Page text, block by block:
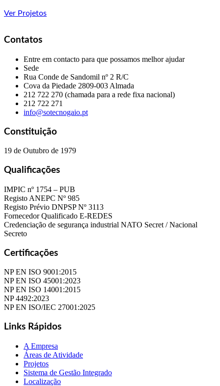
Ver Projetos
Contatos
Entre em contacto para que possamos melhor ajudar
Sede
Rua Conde de Sandomil nº 2 R/C
Cova da Piedade 2809-003 Almada
212 722 270 (chamada para a rede fixa nacional)
212 722 271
info@sotecnogaio.pt
Constituição
19 de Outubro de 1979
Qualificações
IMPIC nº 1754 – PUB
Registo ANEPC Nº 985
Registo Prévio DNPSP Nº 3113
Fornecedor Qualificado E-REDES
Credenciação de segurança industrial NATO Secret / Nacional
Secreto
Certificações
NP EN ISO 9001:2015
NP EN ISO 45001:2023
NP EN ISO 14001:2015
NP 4492:2023
NP EN ISO/IEC 27001:2025
Links Rápidos
A Empresa
Áreas de Atividade
Projetos
Sistema de Gestão Integrado
Localização